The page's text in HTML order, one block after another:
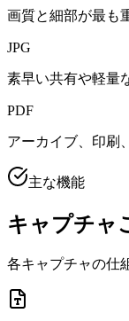
画質と細部が最も
JPG
素早い共有や軽量
PDF
アーカイブ、印刷
主な機能
キャプチャ
各キャプチャの仕